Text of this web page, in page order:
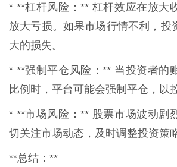
* **杠杆风险：** 杠杆效应在放大
放大亏损。如果市场行情不利，投
大的损失。
* **强制平仓风险：** 当投资者的
比例时，平台可能会强制平仓，以
* **市场风险：** 股票市场波动剧
切关注市场动态，及时调整投资策
**总结：**